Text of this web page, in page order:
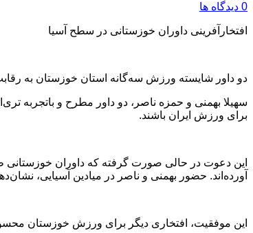
0 دیدگاه ها
افتخارآفرینی داوران خوزستانی در سطح آسیا
دو داور شایسته ورزش سه‌گانه استان خوزستان به
سهیلا بهمنی و حمزه ناصر، دو داور مطرح و باتجربه
برای ورزش ایران باشند.
این دعوت در حالی صورت گرفته که داوران
آورده‌اند. حضور بهمنی و ناصر در میادین آسیایی،
این موفقیت، افتخاری دیگر برای ورزش خوزستان